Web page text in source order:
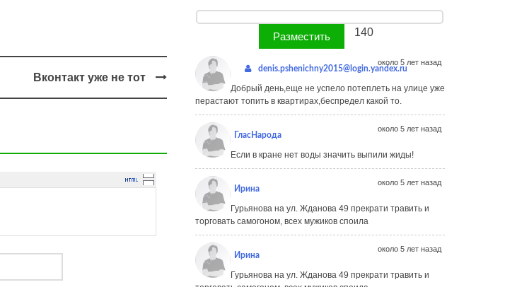
Вконтакт уже не тот
140
denis.pshenichny2015@login.yandex.ru
около 5 лет назад
Добрый день,еще не успело потеплеть на улице уже
перастают топить в квартирах,беспредел какой то.
ГласНарода
около 5 лет назад
Если в кране нет воды значить выпили жиды!
Ирина
около 5 лет назад
Гурьянова на ул. Жданова 49 прекрати травить и
торговать самогоном, всех мужиков споила
Ирина
около 5 лет назад
Гурьянова на ул. Жданова 49 прекрати травить и